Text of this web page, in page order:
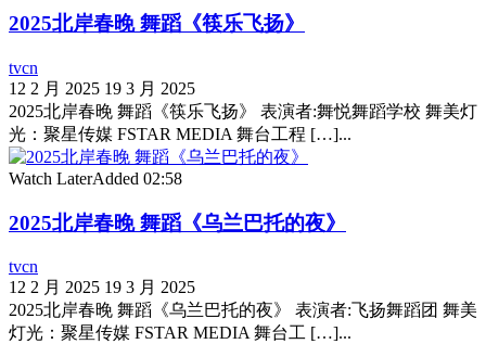
2025北岸春晚 舞蹈《筷乐飞扬》
tvcn
12 2 月 2025 19 3 月 2025
2025北岸春晚 舞蹈《筷乐飞扬》 表演者:舞悦舞蹈学校 舞美灯
光：聚星传媒 FSTAR MEDIA 舞台工程 […]...
Watch LaterAdded 02:58
2025北岸春晚 舞蹈《乌兰巴托的夜》
tvcn
12 2 月 2025 19 3 月 2025
2025北岸春晚 舞蹈《乌兰巴托的夜》 表演者:飞扬舞蹈团 舞美
灯光：聚星传媒 FSTAR MEDIA 舞台工 […]...